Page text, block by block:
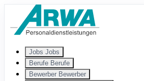
Zum Hauptinhalt springen
Jobs Jobs
Berufe Berufe
Bewerber Bewerber